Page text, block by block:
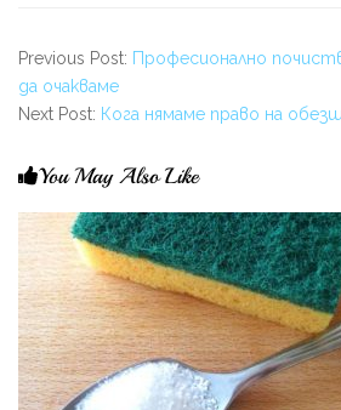
Previous Post: Професионално
да очакваме
Next Post: Кога нямаме право на
You May Also Like